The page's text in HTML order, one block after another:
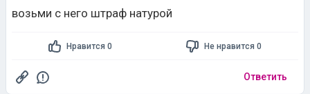
возьми с него штраф натурой
Нравится 0 Не нравится 0
Ответить